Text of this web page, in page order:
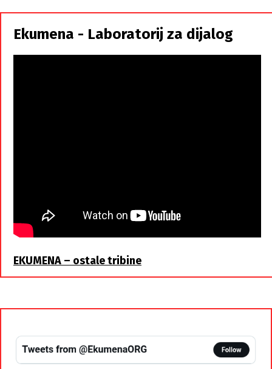
Srbi,
istorodna
braća
Ekumena - Laboratorij za dijalog
EKUMENA – ostale tribine